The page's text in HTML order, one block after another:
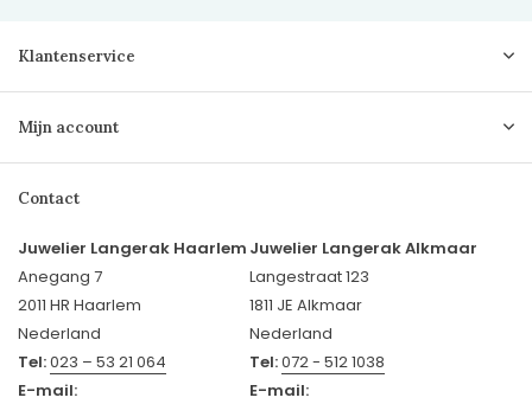
Klantenservice
Mijn account
Contact
Juwelier Langerak Haarlem
Anegang 7
2011 HR Haarlem
Nederland
Tel:023 – 53 21 064
E-mail:
Juwelier Langerak Alkmaar
Langestraat 123
1811 JE Alkmaar
Nederland
Tel:072 - 512 1038
E-mail: